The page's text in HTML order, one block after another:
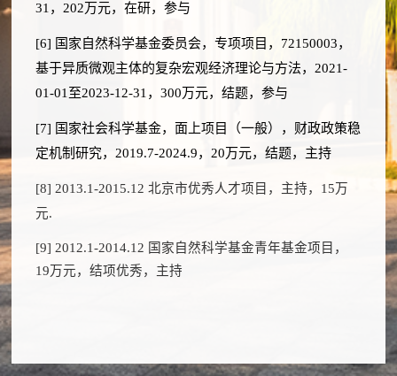
31 ， 202万元，在研，参与
[6] 国家自然科学基金委员会，专项项目， 72150003，
基于异质微观主体的复杂宏观经济理论与方法， 2021-
01-01 至2023-12-31 ，300万元，结题，参与
[7] 国家社会科学基金，面上项目（一般），财政政策稳
定机制研究， 2019.7-2024.9， 20万元，结题，主持
[8] 2013.1-2015.12北京市优秀人才项目，主持， 15万
元.
[9] 2012.1-2014.12 国家自然科学基金青年基金项目，
19万元，结项优秀，主持